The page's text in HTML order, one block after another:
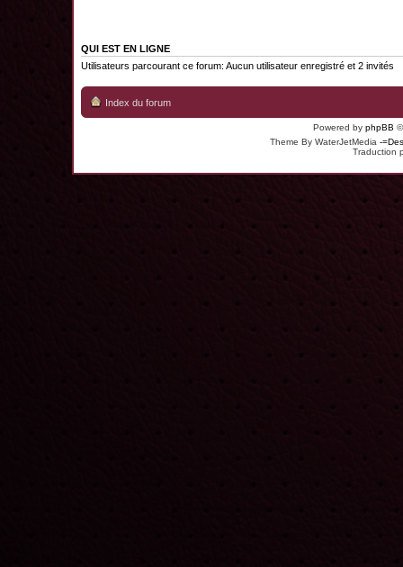
QUI EST EN LIGNE
Utilisateurs parcourant ce forum: Aucun utilisateur enregistré et 2 invités
Index du forum
Powered by phpBB
Theme By WaterJetMedia -
Traduction